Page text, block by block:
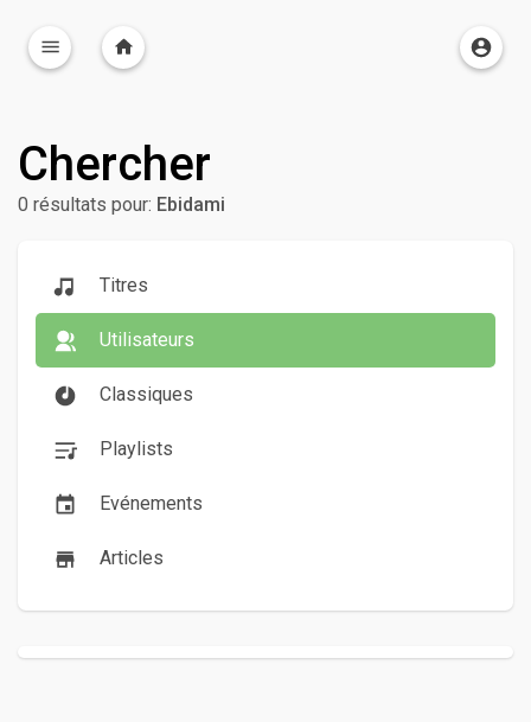
Chercher
Titres
Utilisateurs
Classiques
Playlists
Evénements
Articles
0 résultats pour: Ebidami